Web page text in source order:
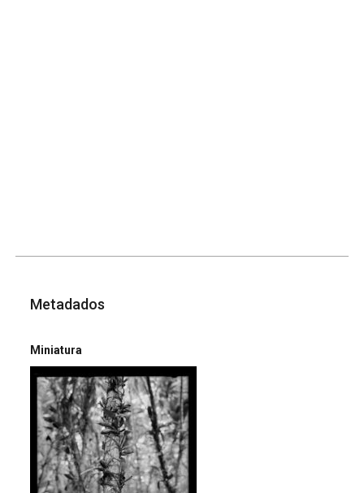
Metadados
Miniatura